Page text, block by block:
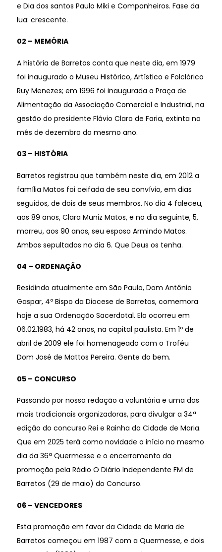
e Dia dos santos Paulo Miki e Companheiros. Fase da
lua: crescente.
02 – MEMÓRIA
A história de Barretos conta que neste dia, em 1979
foi inaugurado o Museu Histórico, Artístico e Folclórico
Ruy Menezes; em 1996 foi inaugurada a Praça de
Alimentação da Associação Comercial e Industrial, na
gestão do presidente Flávio Claro de Faria, extinta no
mês de dezembro do mesmo ano.
03 – HISTÓRIA
Barretos registrou que também neste dia, em 2012 a
família Matos foi ceifada de seu convívio, em dias
seguidos, de dois de seus membros. No dia 4 faleceu,
aos 89 anos, Clara Muniz Matos, e no dia seguinte, 5,
morreu, aos 90 anos, seu esposo Armindo Matos.
Ambos sepultados no dia 6. Que Deus os tenha.
04 – ORDENAÇÃO
Residindo atualmente em São Paulo, Dom Antônio
Gaspar, 4º Bispo da Diocese de Barretos, comemora
hoje a sua Ordenação Sacerdotal. Ela ocorreu em
06.02.1983, há 42 anos, na capital paulista. Em 1º de
abril de 2009 ele foi homenageado com o Troféu
Dom José de Mattos Pereira. Gente do bem.
05 – CONCURSO
Passando por nossa redação a voluntária e uma das
mais tradicionais organizadoras, para divulgar a 34ª
edição do concurso Rei e Rainha da Cidade de Maria.
Que em 2025 terá como novidade o início no mesmo
dia da 36ª Quermesse e o encerramento da
promoção pela Rádio O Diário Independente FM de
Barretos (29 de maio) do Concurso.
06 – VENCEDORES
Esta promoção em favor da Cidade de Maria de
Barretos começou em 1987 com a Quermesse, e dois